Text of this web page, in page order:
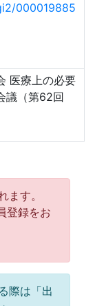
000019885
医療上の必要
議（第62回
す。
登録をお
際は「出